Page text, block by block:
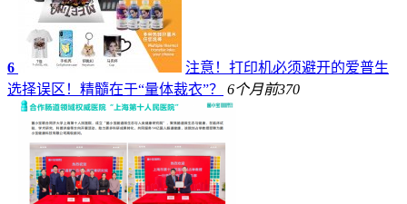
6
注意！打印机必须避开的爱普生
选择误区！精髓在于“量体裁衣”？
6个月前370